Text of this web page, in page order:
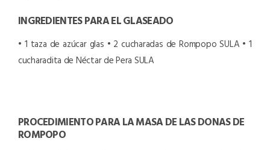
INGREDIENTES PARA EL GLASEADO
• 1 taza de azúcar glas • 2 cucharadas de Rompopo SULA • 1
cucharadita de Néctar de Pera SULA
PROCEDIMIENTO PARA LA MASA DE LAS DONAS DE
ROMPOPO